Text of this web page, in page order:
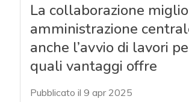
La collaborazione
amministrazione
anche l’avvio di lavori
quali vantaggi offre
Pubblicato il 9 apr 2025